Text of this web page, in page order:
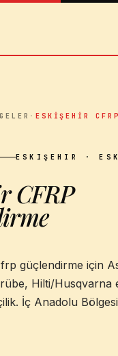
·ESKIŞEHIR
ESKIŞEHIR ·
CFRP
güçlendirme için
Hilti/Husqvarna
İç Anadolu